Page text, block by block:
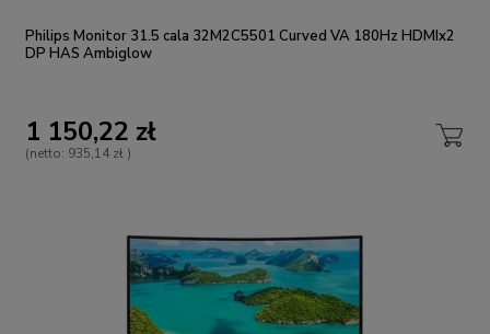
Philips Monitor 31.5 cala 32M2C5501 Curved VA 180Hz HDMIx2
DP HAS Ambiglow
1 150,22 zł
(netto: 935,14 zł )